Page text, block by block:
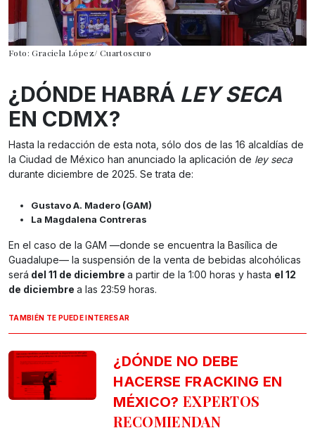
Foto: Graciela López/ Cuartoscuro
¿DÓNDE HABRÁ LEY SECA
EN CDMX?
Hasta la redacción de esta nota, sólo dos de las 16 alcaldías de
la Ciudad de México han anunciado la aplicación de ley seca
durante diciembre de 2025. Se trata de:
Gustavo A. Madero (GAM)
La Magdalena Contreras
En el caso de la GAM —donde se encuentra la Basílica de
Guadalupe— la suspensión de la venta de bebidas alcohólicas
será del 11 de diciembre a partir de la 1:00 horas y hasta el 12
de diciembre a las 23:59 horas.
TAMBIÉN TE PUEDE INTERESAR
¿DÓNDE NO DEBE
HACERSE FRACKING EN
MÉXICO? EXPERTOS
RECOMIENDAN